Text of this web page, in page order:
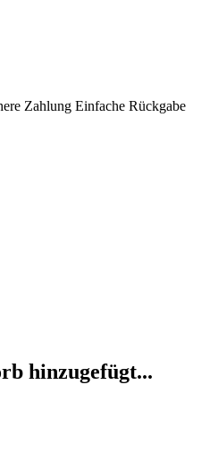
Zahlung Einfache Rückgabe
hinzugefügt...